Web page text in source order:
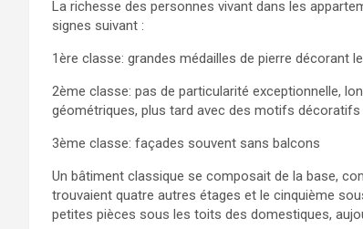
La richesse des personnes vivant dans les
signes suivant :
1ère classe: grandes médailles de pierre décorant
2ème classe: pas de particularité exceptionnelle,
géométriques, plus tard avec des motifs décoratifs
3ème classe: façades souvent sans balcons
Un bâtiment classique se composait de la base,
trouvaient quatre autres étages et le cinquième
petites pièces sous les toits des domestiques,